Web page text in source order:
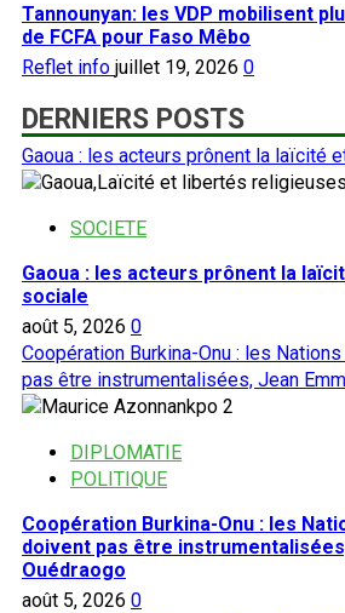
Tannounyan: les VDP mobilisent
de FCFA pour Faso Mêbo
Reflet info juillet 19, 2026 0
DERNIERS POSTS
Gaoua : les acteurs prônent la laïcité
SOCIETE
Gaoua : les acteurs prônent la
sociale
août 5, 2026 0
Coopération Burkina-Onu : les
pas être instrumentalisées, Jean
2
DIPLOMATIE
POLITIQUE
Coopération Burkina-Onu : les
doivent pas être
Ouédraogo
août 5, 2026 0